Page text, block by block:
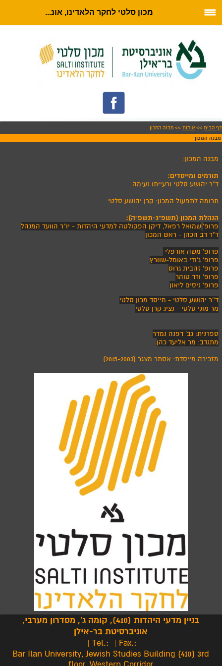
מכון סלטי לחקר הלאדינו, אונ...
דף הבית >> אודות >> מבנה המכון
מבנה המכון
מבנה המכון:
תורמים ומייסדים:
ד"ר יהושע סלטי ורעייתו נעימה
תרומה לתפעול המכון: קרן יהושע סלטי
הנהלת המכון (תשפ"ג-תשפ"ה):
פרופ' שמואל רפאל, דיקן הפקולטה למדעי היהדות - יו"ר הוועד המנהל
ד"ר דב הכהן - ראש המכון
פרופ' משה אורפלי
פרופ' ג'ודי באומל-שוורץ
פרופ' זהבית גרוס
פרופ' ורד טוהר
פרופ' ניסים ליאון
ד''ר יהושע סלטי - מייסד מכון סלטי
מר מוני סלטי - נציג קרן סלטי
ספרנית: גב' דפנה נמדר
מתנדב: מר אליעד כהן
מזכירה מייסדת: אסתר מצגר (2015-2003)
בניין מדעי היהדות (410), קומה ג', מסדרון מערבי,
אוניברסיטת בר-אילן
| Tel.:
| Fax.:
Bar Ilan University, Jewish Studies Building (410) 3rd